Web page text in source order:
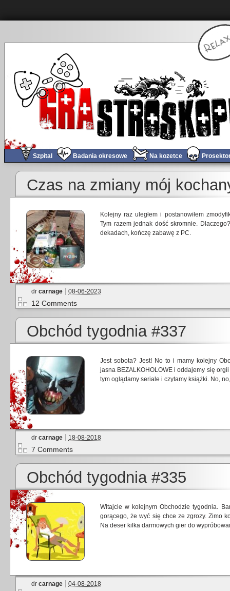
Szpital Badania okresowe Na kozetce
Czas na zmiany mój
Kolejny raz uległem i postanowiłem
Tym razem jednak dość skromnie.
dekadach, kończę zabawę z PC.
dr carnage 08-06-2023
12 Comments
Obchód tygodnia #337
Jest sobota? Jest! No to i mamy kolejny
jasna BEZALKOHOLOWE i oddajemy się
tym oglądamy seriale i czytamy książki. No,
dr carnage 18-08-2018
7 Comments
Obchód tygodnia #335
Witajcie w kolejnym Obchodzie tygodnia.
gorącego, że wyć się chce ze zgrozy. Zimo
Na deser kilka darmowych gier do
dr carnage 04-08-2018